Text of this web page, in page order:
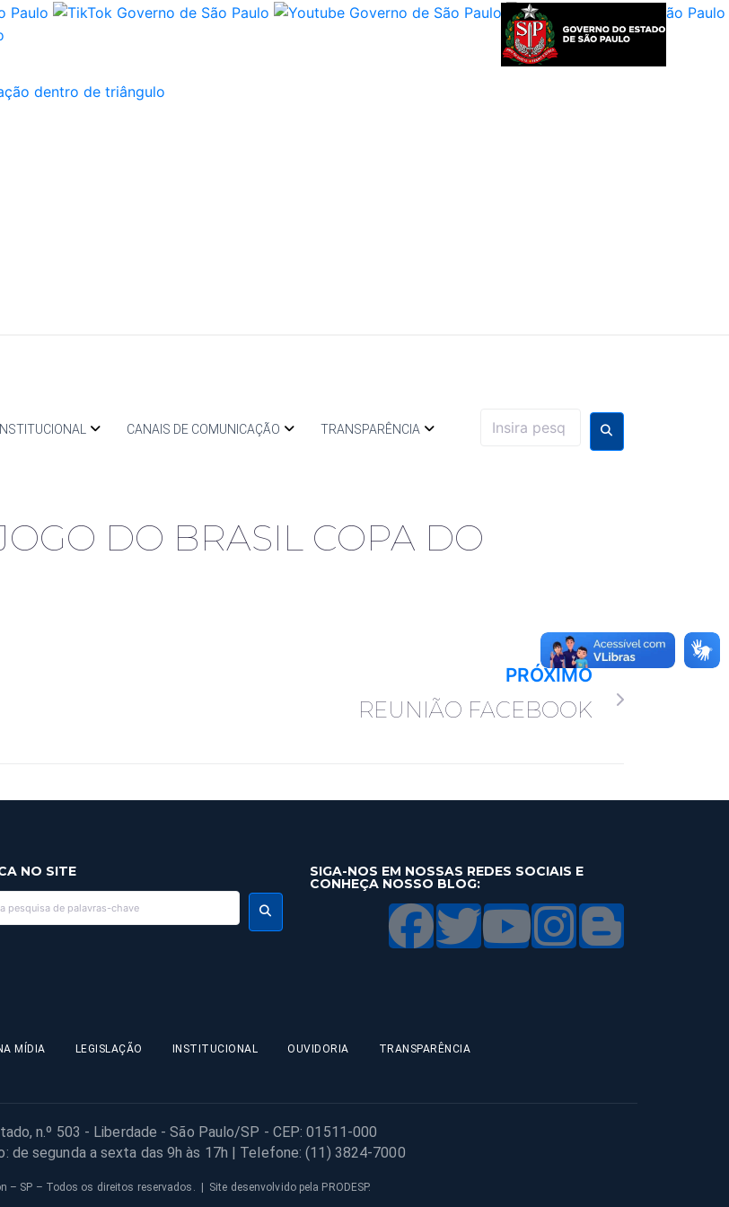
INSTITUCIONAL CANAIS DE COMUNICAÇÃO TRANSPARÊNCIA
DO BRASIL COPA DO
PRÓXIMO
REUNIÃO FACEBOOK
NO SITE SIGA-NOS EM NOSSAS REDES SOCIAIS E
CONHEÇA NOSSO BLOG:
MÍDIA LEGISLAÇÃO INSTITUCIONAL OUVIDORIA TRANSPARÊNCIA
n.º 503 - Liberdade - São Paulo/SP - CEP: 01511-000
de segunda a sexta das 9h às 17h | Telefone: (11) 3824-7000
– SP – Todos os direitos reservados. | Site desenvolvido pela PRODESP.